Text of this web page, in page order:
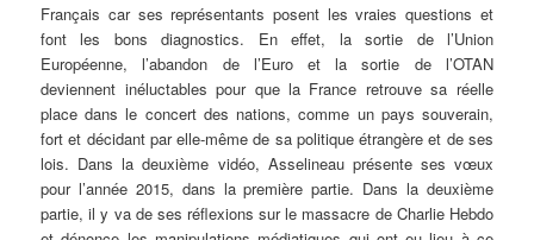
Français car ses représentants posent les vraies questions et
font les bons diagnostics. En effet, la sortie de l’Union
Européenne, l’abandon de l’Euro et la sortie de l’OTAN
deviennent inéluctables pour que la France retrouve sa réelle
place dans le concert des nations, comme un pays souverain,
fort et décidant par elle-même de sa politique étrangère et de ses
lois. Dans la deuxième vidéo, Asselineau présente ses vœux
pour l’année 2015, dans la première partie. Dans la deuxième
partie, il y va de ses réflexions sur le massacre de Charlie Hebdo